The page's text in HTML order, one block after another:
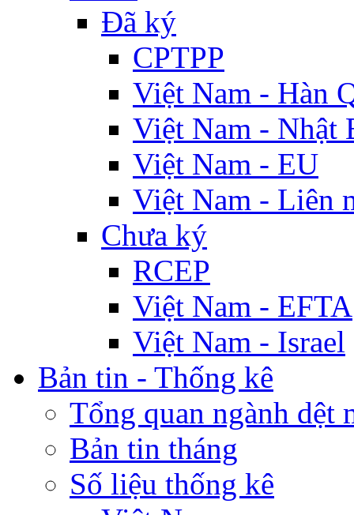
Đã ký
CPTPP
Việt Nam - Hàn
Việt Nam - Nhật
Việt Nam - EU
Việt Nam - Liên
Chưa ký
RCEP
Việt Nam - EFTA
Việt Nam - Israel
Bản tin - Thống kê
Tổng quan ngành dệt
Bản tin tháng
Số liệu thống kê